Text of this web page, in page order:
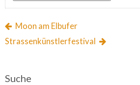
Moon am Elbufer
Strassenkünstlerfestival
Suche